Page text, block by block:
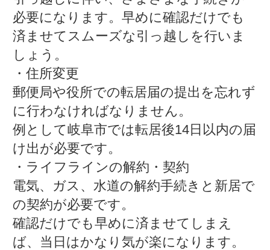
必要になります。早めに確認だけでも
済ませてスムーズな引っ越しを行いま
しょう。
・住所変更
郵便局や役所での転居届の提出を忘れず
に行わなければなりません。
例として岐阜市では転居後14日以内の届
け出が必要です。
・ライフラインの解約・契約
電気、ガス、水道の解約手続きと新居で
の契約が必要です。
確認だけでも早めに済ませてしまえ
ば、当日はかなり気が楽になります。